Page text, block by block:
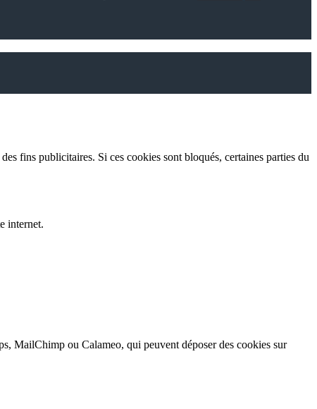
fins publicitaires. Si ces cookies sont bloqués, certaines parties du
internet.
MailChimp ou Calameo, qui peuvent déposer des cookies sur